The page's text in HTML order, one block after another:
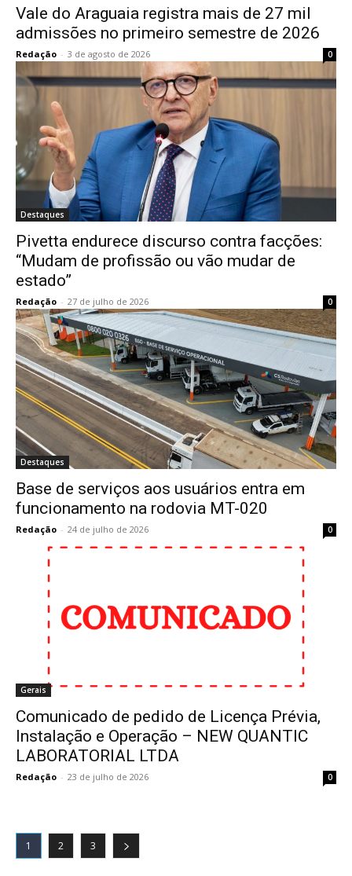
Vale do Araguaia registra mais de 27 mil
admissões no primeiro semestre de 2026
Redação - 3 de agosto de 2026 0
Destaques
Pivetta endurece discurso contra facções:
“Mudam de profissão ou vão mudar de
estado”
Redação - 27 de julho de 2026 0
Destaques
Base de serviços aos usuários entra em
funcionamento na rodovia MT-020
Redação - 24 de julho de 2026 0
Gerais
Comunicado de pedido de Licença Prévia,
Instalação e Operação – NEW QUANTIC
LABORATORIAL LTDA
Redação - 23 de julho de 2026 0
1 2 3